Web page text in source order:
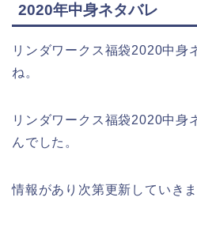
2020年中身ネタバレ
リンダワークス福袋2020中身
ね。
リンダワークス福袋2020中身
んでした。
情報があり次第更新していきま